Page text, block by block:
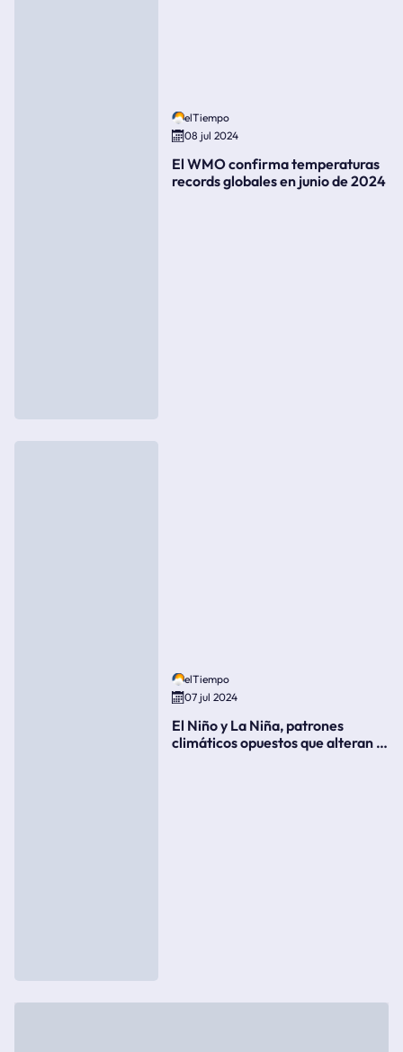
elTiempo
08 jul 2024
El WMO confirma temperaturas
records globales en junio de 2024
elTiempo
07 jul 2024
El Niño y La Niña, patrones
climáticos opuestos que alteran la